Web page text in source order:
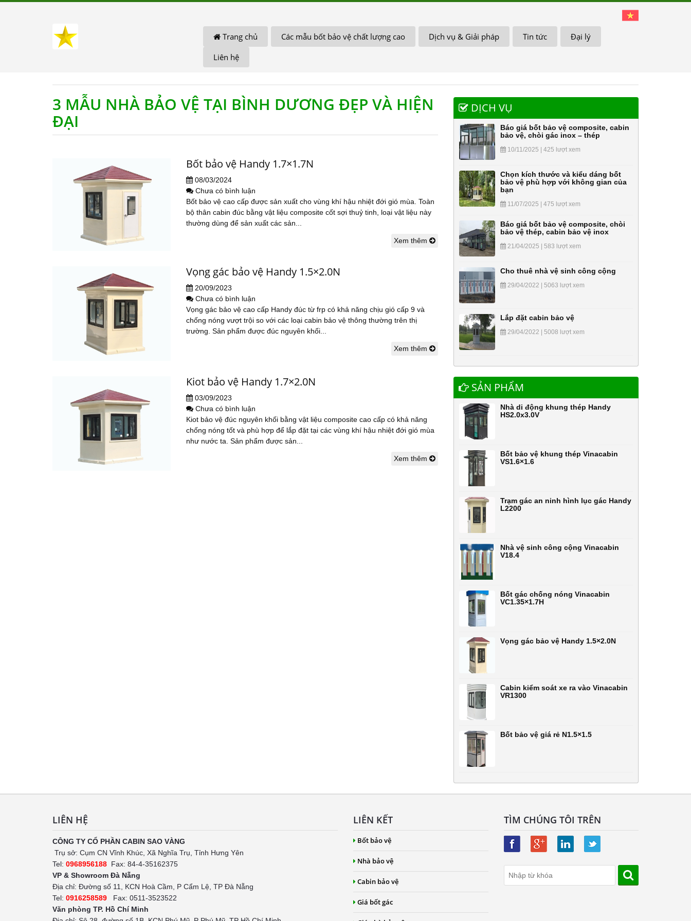
Trang chủ Các mẫu bốt bảo vệ chất lượng cao Dịch vụ & Giải pháp Tin tức
Đại lý
Liên hệ
3 MẪU NHÀ BẢO VỆ TẠI BÌNH DƯƠNG ĐẸP VÀ HIỆN
ĐẠI
Bốt bảo vệ Handy 1.7×1.7N
08/03/2024
Chưa có bình luận
Bốt bảo vệ cao cấp được sản xuất cho vùng khí hậu nhiệt đới gió mùa. Toàn
bộ thân cabin đúc bằng vật liệu composite cốt sợi thuỷ tinh, loại vật liệu này
thường dùng để sản xuất các sản...
Xem thêm
Vọng gác bảo vệ Handy 1.5×2.0N
20/09/2023
Chưa có bình luận
Vọng gác bảo vệ cao cấp Handy đúc từ frp có khả năng chịu gió cấp 9 và
chống nóng vượt trội so với các loại cabin bảo vệ thông thường trên thị
trường. Sản phẩm được đúc nguyên khối...
Xem thêm
Kiot bảo vệ Handy 1.7×2.0N
03/09/2023
Chưa có bình luận
Kiot bảo vệ đúc nguyên khối bằng vật liệu composite cao cấp có khả năng
chống nóng tốt và phù hợp để lắp đặt tại các vùng khí hậu nhiệt đới gió mùa
như nước ta. Sản phẩm được sản...
Xem thêm
DỊCH VỤ
Báo giá bốt bảo vệ composite, cabin
bảo vệ, chòi gác inox – thép
10/11/2025 | 425 lượt xem
Chọn kích thước và kiểu dáng bốt
bảo vệ phù hợp với không gian của
bạn
11/07/2025 | 475 lượt xem
Báo giá bốt bảo vệ composite, chòi
bảo vệ thép, cabin bảo vệ inox
21/04/2025 | 583 lượt xem
Cho thuê nhà vệ sinh công cộng
29/04/2022 | 5063 lượt xem
Lắp đặt cabin bảo vệ
29/04/2022 | 5008 lượt xem
SẢN PHẨM
Nhà di động khung thép Handy
HS2.0x3.0V
Bốt bảo vệ khung thép Vinacabin
VS1.6×1.6
Trạm gác an ninh hình lục gác Handy
L2200
Nhà vệ sinh công cộng Vinacabin
V18.4
Bốt gác chống nóng Vinacabin
VC1.35×1.7H
Vọng gác bảo vệ Handy 1.5×2.0N
Cabin kiểm soát xe ra vào Vinacabin
VR1300
Bốt bảo vệ giá rẻ N1.5×1.5
LIÊN HỆ
CÔNG TY CỔ PHẦN CABIN SAO VÀNG
Trụ sở: Cụm CN Vĩnh Khúc, Xã Nghĩa Trụ, Tỉnh Hưng Yên
Tel: 0968956188 Fax: 84-4-35162375
VP & Showroom Đà Nẵng
Địa chỉ: Đường số 11, KCN Hoà Cầm, P Cẩm Lệ, TP Đà Nẵng
Tel: 0916258589 Fax: 0511-3523522
Văn phòng TP. Hồ Chí Minh
LIÊN KẾT
Bốt bảo vệ
Nhà bảo vệ
Cabin bảo vệ
Giá bốt gác
TÌM CHÚNG TÔI TRÊN